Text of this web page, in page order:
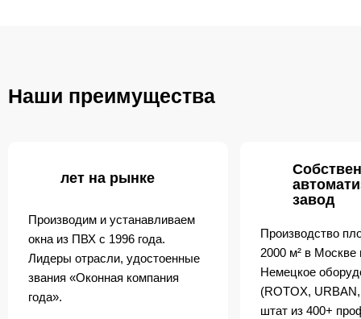
Наши преимущества
лет на рынке
Производим и устанавливаем
окна из ПВХ с 1996 года.
Лидеры отрасли, удостоенные
звания «Оконная компания
года».
завод
Производство
2000 м² в
Немецкое
(ROTOX,
штат из 400+